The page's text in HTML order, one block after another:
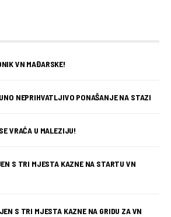
VN MAĐARSKE!
NEPRIHVATLJIVO PONAŠANJE NA STAZI
VRAĆA U MALEZIJU!
S TRI MJESTA KAZNE NA STARTU VN
S TRI MJESTA KAZNE NA GRIDU ZA VN